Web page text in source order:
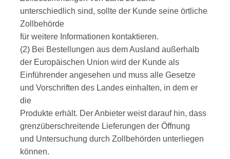
unterschiedlich sind, sollte der Kunde seine örtliche
Zollbehörde
für weitere Informationen kontaktieren.
(2) Bei Bestellungen aus dem Ausland außerhalb
der Europäischen Union wird der Kunde als
Einführender angesehen und muss alle Gesetze
und Vorschriften des Landes einhalten, in dem er
die
Produkte erhält. Der Anbieter weist darauf hin, dass
grenzüberschreitende Lieferungen der Öffnung
und Untersuchung durch Zollbehörden unterliegen
können.